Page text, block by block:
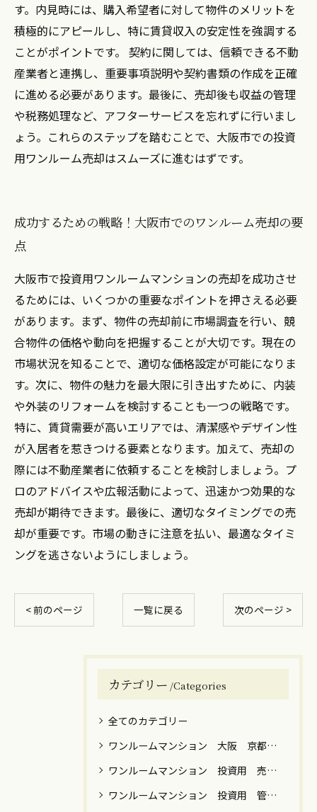
す。内見時には、購入希望者に対して物件のメリットを
積極的にアピールし、特に賃貸収入の安定性を強調する
ことがポイントです。 契約に関しては、信頼できる不動
産業者と連携し、重要事項説明や契約書類の作成を正確
に進める必要があります。最後に、売却後も収益の管理
や税務処理など、アフターサービスを忘れずに行いまし
ょう。これらのステップを踏むことで、大阪市での投資
用ワンルーム売却はスムーズに進むはずです。
成功するための戦略！大阪市でのワンルーム売却の要
点
大阪市で投資用ワンルームマンションの売却を成功させ
るためには、いくつかの重要なポイントを押さえる必要
があります。まず、物件の売却前に市場調査を行い、競
合物件の価格や動向を把握することが大切です。現在の
市場状況を知ることで、適切な価格設定が可能になりま
す。次に、物件の魅力を最大限に引き出すために、内装
や外装のリフォームを検討することも一つの戦略です。
特に、賃貸需要が高いエリアでは、清潔感やデザイン性
が入居者を惹きつける要素となります。加えて、売却の
際には不動産業者に依頼することを検討しましょう。プ
ロのアドバイスや広報活動によって、迅速かつ効果的な
売却が期待できます。最後に、適切なタイミングでの売
却が重要です。市場の動きに注意を払い、最適なタイミ
ングを逃さないようにしましょう。
< 前のページ 一覧に戻る 次のページ >
カテゴリー Categories
全てのカテゴリー
ワンルームマンション 大阪 京都 神戸 売却 築年数 高額
ワンルームマンション 投資用 売却 譲渡税
ワンルームマンション 投資用 管理 運用 売却 税金 関西 関東